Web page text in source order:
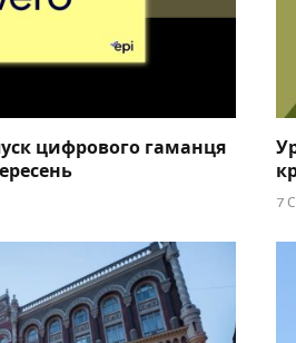
цифрового гаманця
7